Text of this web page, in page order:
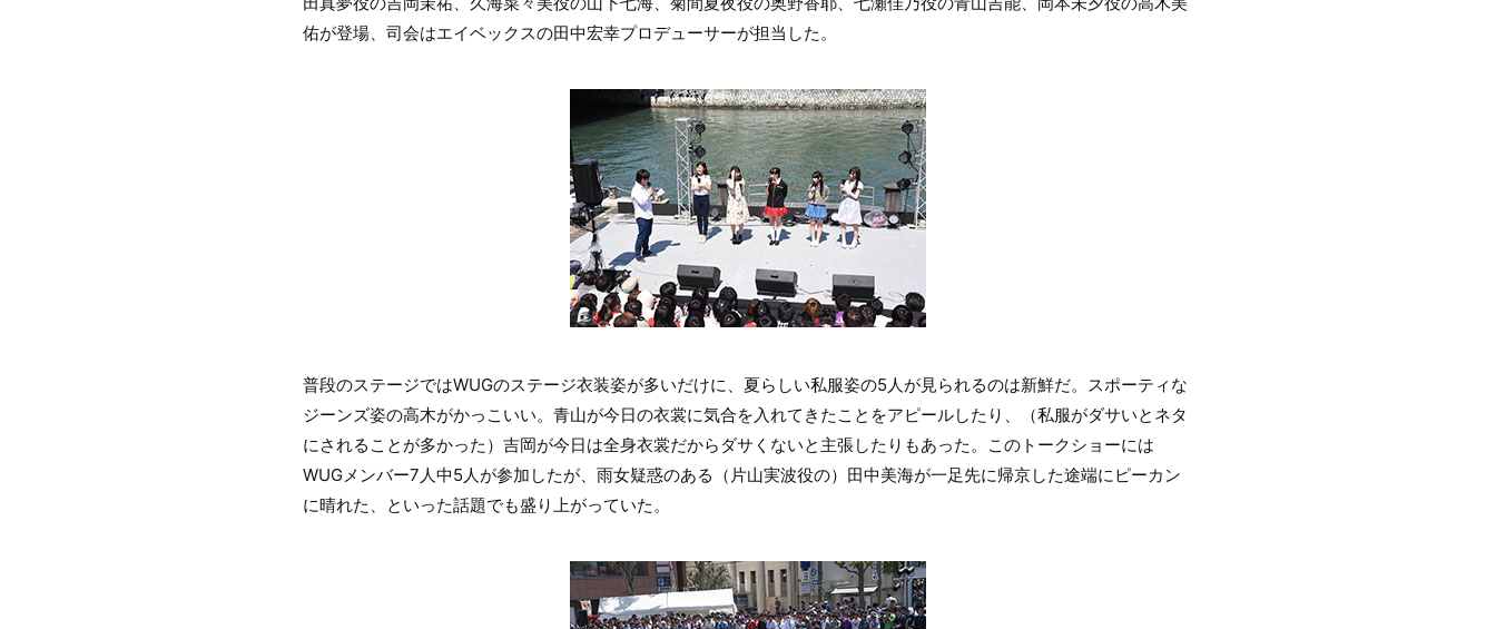
佑が登場、司会はエイベックスの田中宏幸プロデューサーが担当した。
普段のステージではWUGのステージ衣装姿が多いだけに、夏らしい私服姿の5人が見られるのは新鮮だ。スポーティな
ジーンズ姿の高木がかっこいい。青山が今日の衣裳に気合を入れてきたことをアピールしたり、（私服がダサいとネタ
にされることが多かった）吉岡が今日は全身衣裳だからダサくないと主張したりもあった。このトークショーには
WUGメンバー7人中5人が参加したが、雨女疑惑のある（片山実波役の）田中美海が一足先に帰京した途端にピーカン
に晴れた、といった話題でも盛り上がっていた。